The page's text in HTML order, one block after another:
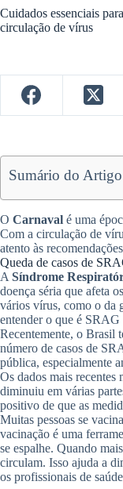
Cuidados essenciais
circulação de vírus
Sumário do Artigo
O Carnaval é uma
Com a circulação de
atento às
Queda de casos de
A Síndrome
doença séria que afeta
vários vírus, como o da
entender o que é SRAG
Recentemente, o Brasil
número de casos de
pública, especialmente
Os dados mais
diminuiu em várias
positivo de que as
Muitas pessoas se
vacinação é uma
se espalhe. Quando
circulam. Isso ajuda a
os profissionais de